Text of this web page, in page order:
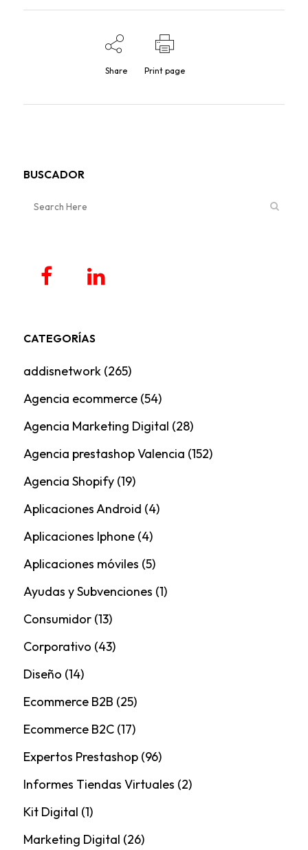
Share Print page
BUSCADOR
CATEGORÍAS
addisnetwork(265)
Agencia ecommerce(54)
Agencia Marketing Digital (28)
Agencia prestashop Valencia (152)
Agencia Shopify(19)
Aplicaciones Android (4)
Aplicaciones Iphone(4)
Aplicaciones móviles (5)
Ayudas y Subvenciones (1)
Consumidor(13)
Corporativo (43)
Diseño (14)
Ecommerce B2B (25)
Ecommerce B2C(17)
Expertos Prestashop(96)
Informes Tiendas Virtuales (2)
Kit Digital (1)
Marketing Digital (26)